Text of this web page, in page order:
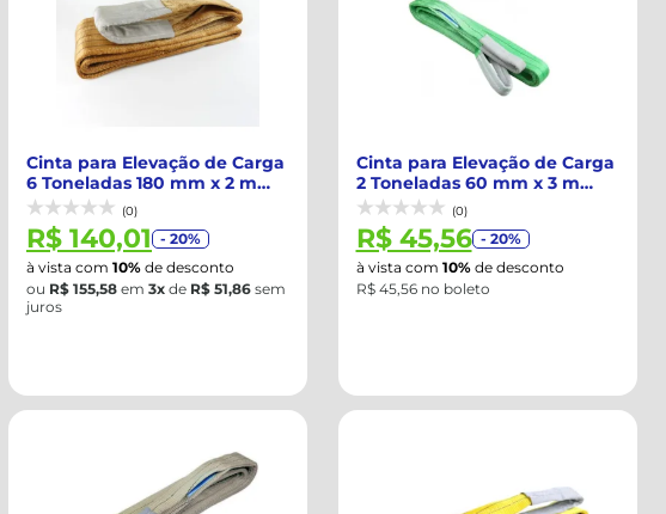
Cinta para Elevação de Carga
6 Toneladas 180 mm x 2 m
com Ol...
(0)
R$ 140,01 - 20%
à vista com 10% de desconto
ou R$ 155,58 em 3x de R$ 51,86 sem
juros
Cinta para Elevação de Carga
2 Toneladas 60 mm x 3 m
com Olh...
(0)
R$ 45,56 - 20%
à vista com 10%de desconto
R$ 45,56 no boleto